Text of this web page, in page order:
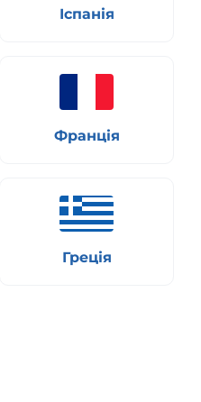
Іспанія
Франція
Греція